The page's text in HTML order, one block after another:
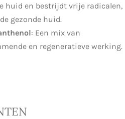
huid en bestrijdt vrije radicalen,
gezonde huid.
: Een mix van
en regeneratieve werking.